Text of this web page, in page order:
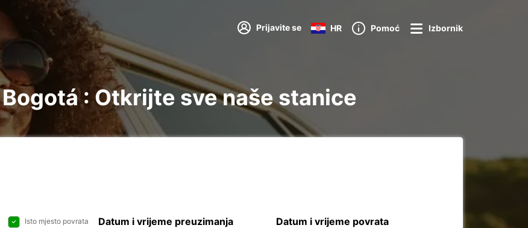
Prijavite se HR Pomoć Izbornik
: Otkrijte sve naše stanice
Isto mjesto povrata Datum i vrijeme preuzimanja Datum i vrijeme povrata